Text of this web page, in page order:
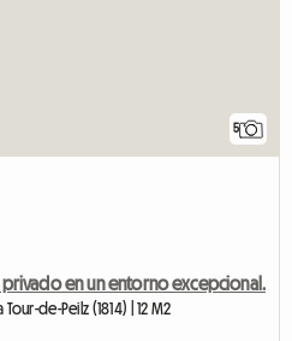
5
en un entorno excepcional.
de-Peilz (1814) | 12 M2